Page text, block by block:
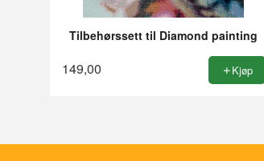
Tilbehørssett til Diamond painting
149,00 Kjøp